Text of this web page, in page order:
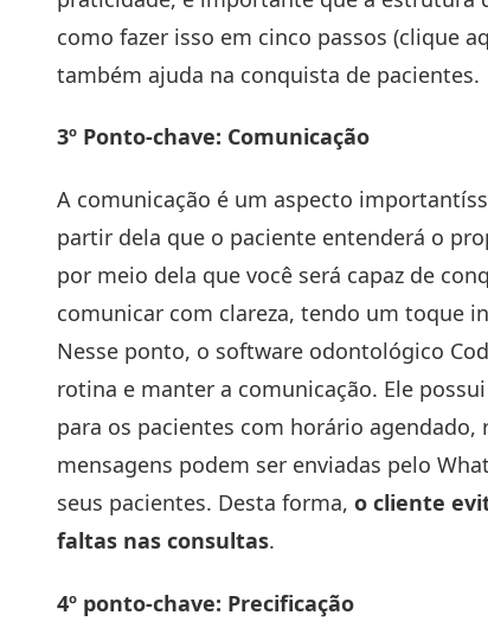
como fazer isso em cinco passos (clique
também ajuda na conquista de pacientes.
3º Ponto-chave: Comunicação
A comunicação é um aspecto
partir dela que o paciente entenderá o
por meio dela que você será capaz de
comunicar com clareza, tendo um toque
Nesse ponto, o software odontológico
rotina e manter a comunicação. Ele
para os pacientes com horário
mensagens podem ser enviadas pelo
seus pacientes. Desta forma, o cliente
faltas nas consultas.
4º ponto-chave: Precificação